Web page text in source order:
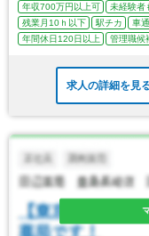
年収700万円以上可 未経験者
残業月10ｈ以下
駅チカ 車
年間休日120日以上
管理職候
求人の詳細を見